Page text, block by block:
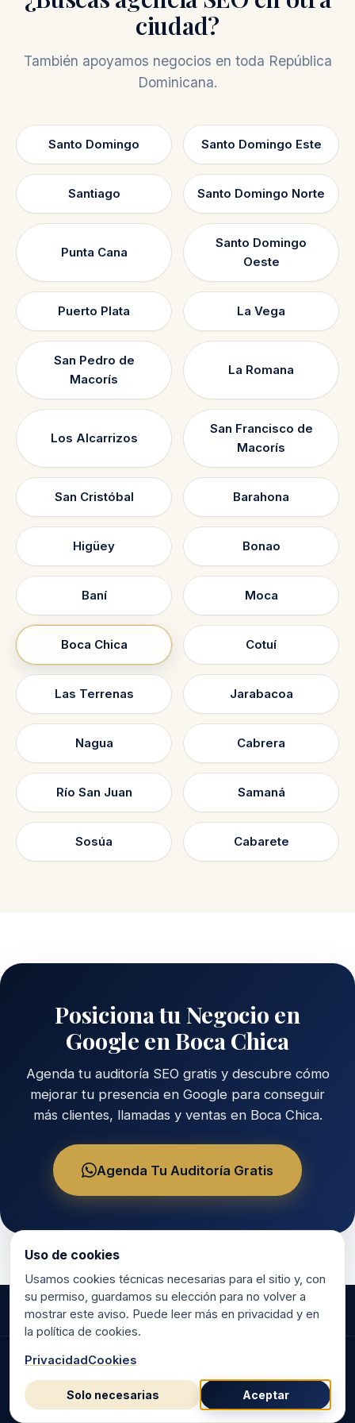
ciudad?
También apoyamos negocios en toda República
Dominicana.
Santo Domingo Santo Domingo Este
Santiago Santo Domingo Norte
Punta Cana
Santo Domingo
Oeste
Puerto Plata La Vega
San Pedro de
Macorís
La Romana
Los Alcarrizos
San Francisco de
Macorís
San Cristóbal Barahona
Higüey Bonao
Baní Moca
Boca Chica Cotuí
Las Terrenas Jarabacoa
Nagua Cabrera
Río San Juan Samaná
Sosúa Cabarete
Posiciona tu Negocio en
Google en Boca Chica
Agenda tu auditoría SEO gratis y descubre cómo
mejorar tu presencia en Google para conseguir
más clientes, llamadas y ventas en Boca Chica.
Agenda Tu Auditoría Gratis
©2026RR Marketing & Consulting.
Hecho en República Dominicana para negocios dominicanos.
Privacidad·Mapa del sitio Cookies
Uso de cookies
Usamos cookies técnicas necesarias para el sitio y, con
su permiso, guardamos su elección para no volver a
mostrar este aviso. Puede leer más en privacidad y en
la política de cookies.
PrivacidadCookies
Solo necesarias Aceptar